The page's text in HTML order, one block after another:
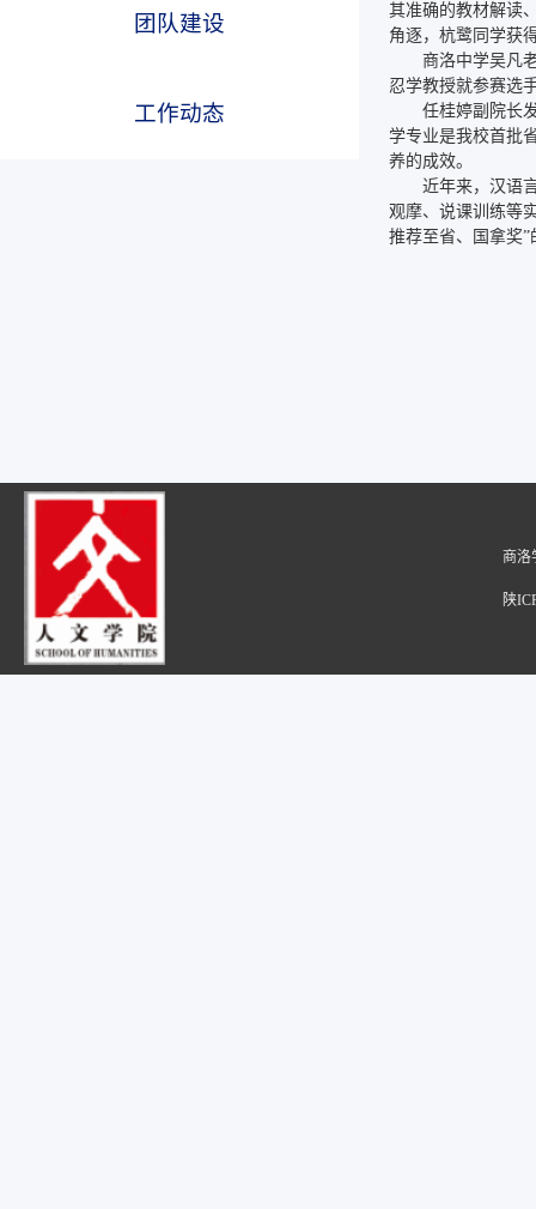
团队建设
工作动态
其准确的教材解读
角逐，杭鹭同学获
商洛中学吴凡
忍学教授就参赛选
任桂婷副院长
学专业是我校首批
养的成效。
近年来，汉语
观摩、说课训练等
推荐至省、国拿奖
商洛
陕